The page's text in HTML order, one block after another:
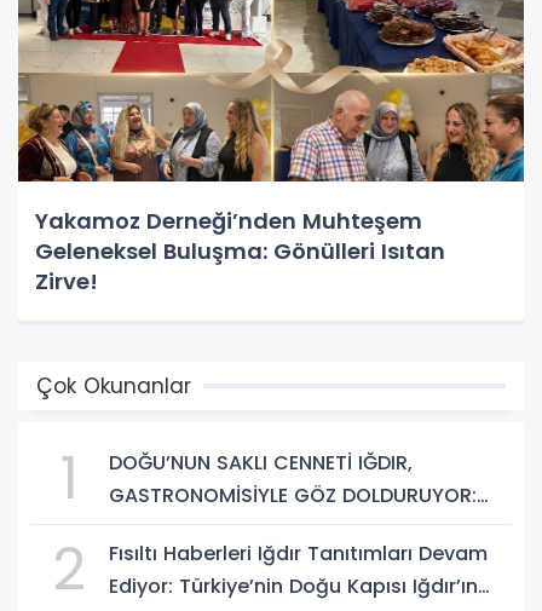
Yakamoz Derneği’nden Muhteşem
Geleneksel Buluşma: Gönülleri Isıtan
Zirve!
Çok Okunanlar
1
DOĞU’NUN SAKLI CENNETİ IĞDIR,
GASTRONOMİSİYLE GÖZ DOLDURUYOR:
BULUŞMA NOKTASI
2
Fısıltı Haberleri Iğdır Tanıtımları Devam
Ediyor: Türkiye’nin Doğu Kapısı Iğdır’ın